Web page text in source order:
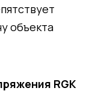
объекта
RGK